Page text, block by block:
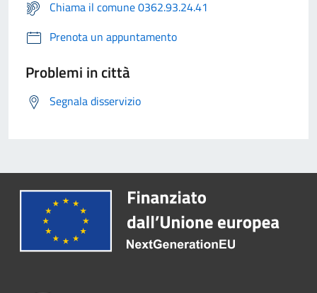
Chiama il comune 0362.93.24.41
Prenota un appuntamento
Problemi in città
Segnala disservizio